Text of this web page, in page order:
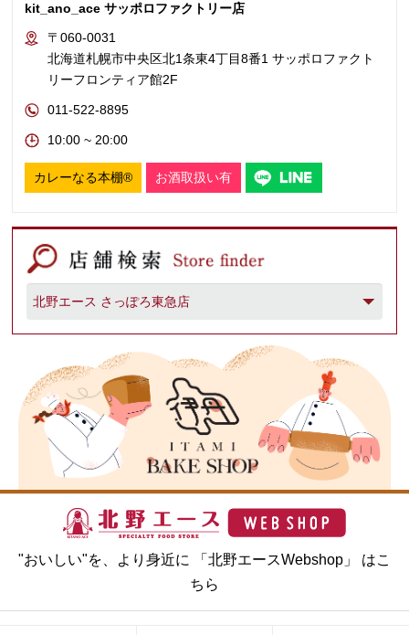
kit_ano_ace サッポロファクトリー店
〒060-0031
北海道札幌市中央区北1条東4丁目8番1 サッポロファクト
リーフロンティア館2F
011-522-8895
10:00 ~ 20:00
カレーなる本棚® お酒取扱い有
"おいしい"を、より身近に 「北野エースWebshop」 はこ
ちら